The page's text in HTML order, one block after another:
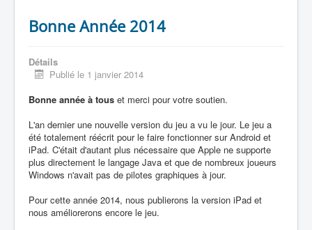
Bonne Année 2014
Détails
Publié le 1 janvier 2014
Bonne année à tous et merci pour votre soutien.
L'an dernier une nouvelle version du jeu a vu le jour. Le jeu a
été totalement réécrit pour le faire fonctionner sur Android et
iPad. C'était d'autant plus nécessaire que Apple ne supporte
plus directement le langage Java et que de nombreux joueurs
Windows n'avait pas de pilotes graphiques à jour.
Pour cette année 2014, nous publierons la version iPad et
nous améliorerons encore le jeu.